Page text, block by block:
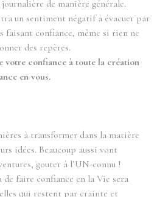
de manière générale.
un sentiment négatif à évacuer par
faisant confiance, même si rien ne
des repères.
votre confiance à toute la création
en vous.
à transformer dans la matière
idées. Beaucoup aussi vont
gouter à l’UN-connu !
faire confiance en la Vie sera
qui restent par crainte et